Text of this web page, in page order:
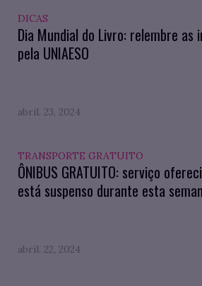
DICAS
Dia Mundial do Livro: relembre as
pela UNIAESO
abril. 23, 2024
TRANSPORTE GRATUITO
ÔNIBUS GRATUITO: serviço
está suspenso durante esta
abril. 22, 2024